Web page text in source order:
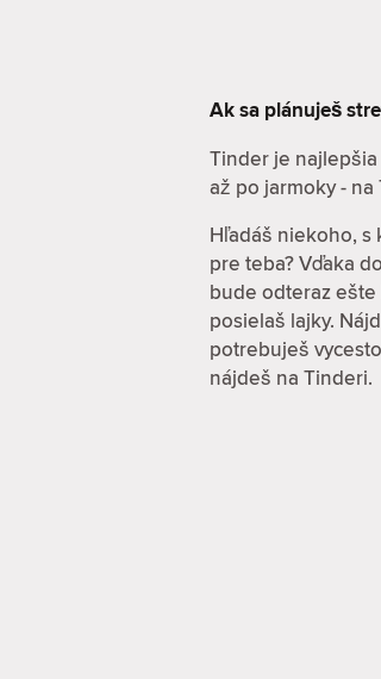
Ak sa plánuješ
Tinder je
až po jarmoky -
Hľadáš niekoho, s
pre teba? Vďaka
bude odteraz
posielaš lajky.
potrebuješ
nájdeš na Tinderi.